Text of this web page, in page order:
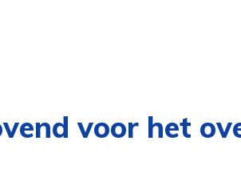
voor het